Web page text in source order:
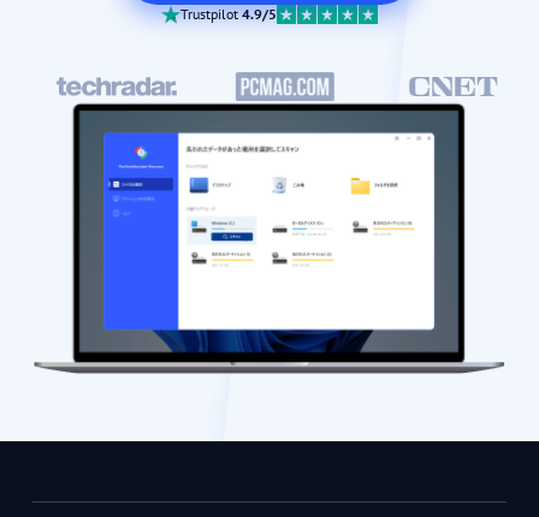
Trustpilot4.9/5